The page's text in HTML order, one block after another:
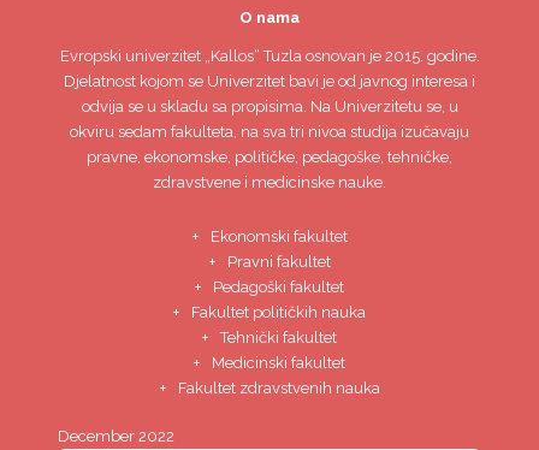
O nama
Evropski univerzitet„Kallos“ Tuzla osnovan je 2015. godine.
Djelatnost kojom se Univerzitet bavi je od javnog interesa i
odvija se u skladu sa propisima. Na Univerzitetu se, u
okviru sedam fakulteta, na sva tri nivoa studija izučavaju
pravne, ekonomske, političke, pedagoške, tehničke,
zdravstvene i medicinske nauke.
Ekonomski fakultet
Pravni fakultet
Pedagoški fakultet
Fakultet političkih nauka
Tehnički fakultet
Medicinski fakultet
Fakultet zdravstvenih nauka
December 2022